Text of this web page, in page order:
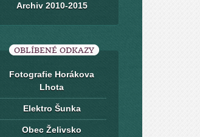
Archiv 2010-2015
OBLÍBENÉ ODKAZY
Fotografie Horákova
Lhota
Elektro Šunka
Obec Želivsko